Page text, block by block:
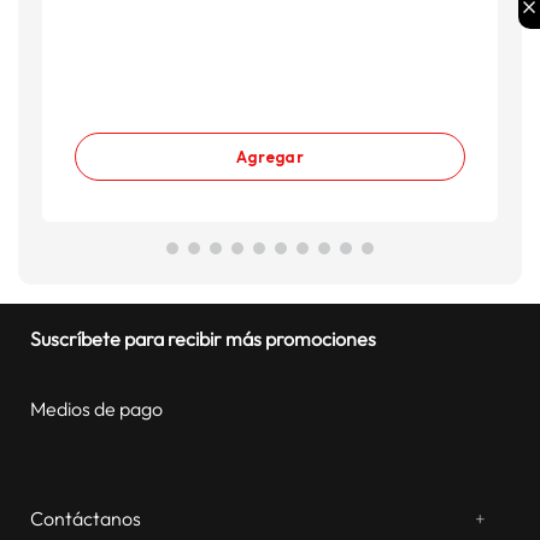
Agregar
Suscríbete para recibir más promociones
Medios de pago
Contáctanos +